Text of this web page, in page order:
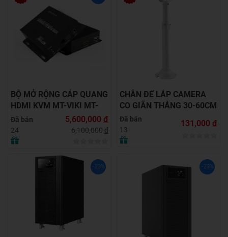
BỘ MỞ RỘNG CÁP QUANG
HDMI KVM MT-VIKI MT-
HK020
Đã bán
24
5,600,000 đ
6,100,000đ
CHÂN ĐẾ LẮP CAMERA
CO GIÃN THẲNG 30-60CM
- SIÊU CHẮC CHẮN &
LINH HOẠT!
Đã bán
13
131,000 đ
-23% -23%